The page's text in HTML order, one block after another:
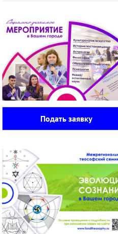
Подать заявку